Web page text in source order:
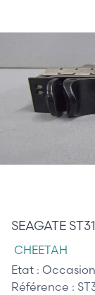
SEAGATE
CHEETAH
Etat : Occasion
Référence :